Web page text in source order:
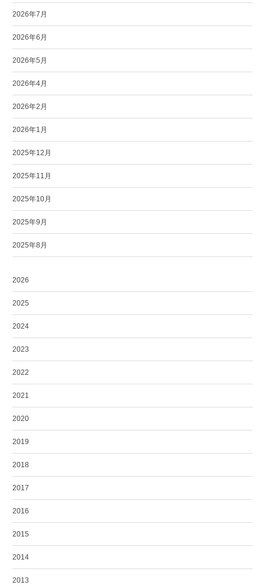
2026年7月
2026年6月
2026年5月
2026年4月
2026年2月
2026年1月
2025年12月
2025年11月
2025年10月
2025年9月
2025年8月
2026
2025
2024
2023
2022
2021
2020
2019
2018
2017
2016
2015
2014
2013